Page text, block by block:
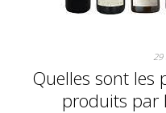
29
Quelles sont les
produits par